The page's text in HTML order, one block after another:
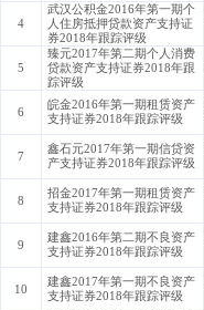
4
武汉公积金2016年第一期个
人住房抵押贷款资产支持证
券2018年跟踪评级
5
臻元2017年第二期个人消费
贷款资产支持证券2018年跟
踪评级
6
皖金2016年第一期租赁资产
支持证券2018年跟踪评级
7
鑫石元2017年第一期信贷资
产支持证券2018年跟踪评级
8
招金2017年第一期租赁资产
支持证券2018年跟踪评级
9
建鑫2016年第二期不良资产
支持证券2018年跟踪评级
10
建鑫2017年第一期不良资产
支持证券2018年跟踪评级